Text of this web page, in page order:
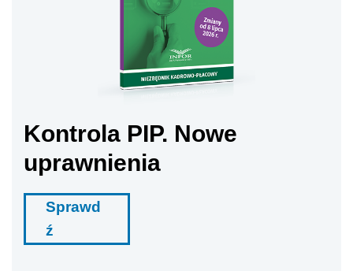
Kontrola PIP. Nowe
uprawnienia
Sprawd
ź